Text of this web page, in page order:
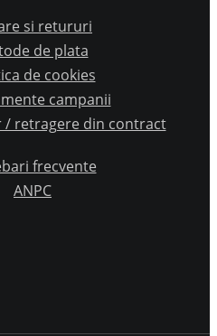
si retururi
de plata
de cookies
campanii
/ retragere din contract
frecvente
ANPC